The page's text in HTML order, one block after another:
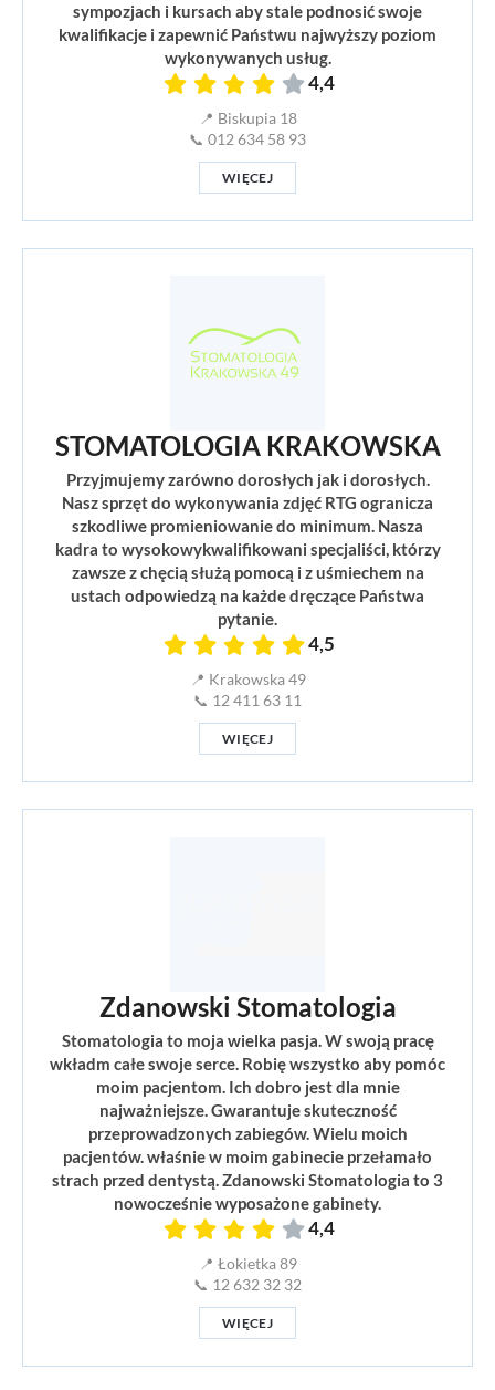
sympozjach i kursach aby stale podnosić swoje
kwalifikacje i zapewnić Państwu najwyższy poziom
wykonywanych usług.
4,4
📍 Biskupia 18
📞 012 634 58 93
WIĘCEJ
STOMATOLOGIA KRAKOWSKA
Przyjmujemy zarówno dorosłych jak i dorosłych.
Nasz sprzęt do wykonywania zdjęć RTG ogranicza
szkodliwe promieniowanie do minimum. Nasza
kadra to wysokowykwalifikowani specjaliści, którzy
zawsze z chęcią służą pomocą i z uśmiechem na
ustach odpowiedzą na każde dręczące Państwa
pytanie.
4,5
📍 Krakowska 49
📞 12 411 63 11
WIĘCEJ
Zdanowski Stomatologia
Stomatologia to moja wielka pasja. W swoją pracę
wkładm całe swoje serce. Robię wszystko aby pomóc
moim pacjentom. Ich dobro jest dla mnie
najważniejsze. Gwarantuje skuteczność
przeprowadzonych zabiegów. Wielu moich
pacjentów. właśnie w moim gabinecie przełamało
strach przed dentystą. Zdanowski Stomatologia to 3
nowocześnie wyposażone gabinety.
4,4
📍 Łokietka 89
📞 12 632 32 32
WIĘCEJ